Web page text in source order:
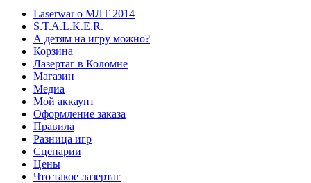
Laserwar о МЛТ 2014
S.T.A.L.K.E.R.
А детям на игру можно?
Корзина
Лазертаг в Коломне
Магазин
Медиа
Мой аккаунт
Оформление заказа
Правила
Разница игр
Сценарии
Цены
Что такое лазертаг